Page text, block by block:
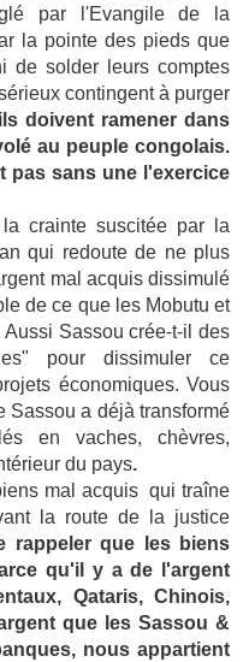
par l'Evangile de la
la pointe des pieds que
de solder leurs comptes
contingent à purger
ils doivent ramener dans
au peuple congolais.
pas sans une l'exercice
crainte suscitée par la
qui redoute de ne plus
mal acquis dissimulé
de ce que les Mobutu et
Sassou crée-t-il des
pour dissimuler ce
économiques. Vous
Sassou a déjà transformé
en vaches, chèvres,
du pays.
mal acquis qui traîne
la route de la justice
rappeler que les biens
qu'il y a de l'argent
Qataris, Chinois,
que les Sassou &
nous appartient